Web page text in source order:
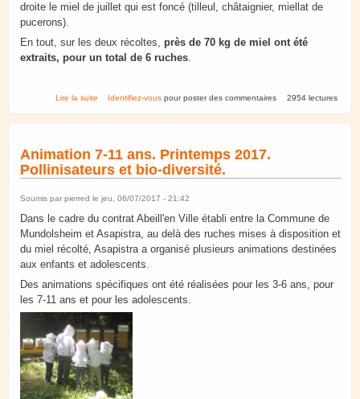
droite le miel de juillet qui est foncé (tilleul, châtaignier, miellat de
pucerons).
En tout, sur les deux récoltes, près de 70 kg de miel ont été
extraits, pour un total de 6 ruches.
Lire la suite de Mundolsheim. Récoltes 2017.
Identifiez-vous pour poster des commentaires 2954 lectures
Animation 7-11 ans. Printemps 2017.
Pollinisateurs et bio-diversité.
Soumis par pierred le jeu, 06/07/2017 - 21:42
Dans le cadre du contrat Abeill'en Ville établi entre la Commune de
Mundolsheim et Asapistra, au delà des ruches mises à disposition et
du miel récolté, Asapistra a organisé plusieurs animations destinées
aux enfants et adolescents.
Des animations spécifiques ont été réalisées pour les 3-6 ans, pour
les 7-11 ans et pour les adolescents.